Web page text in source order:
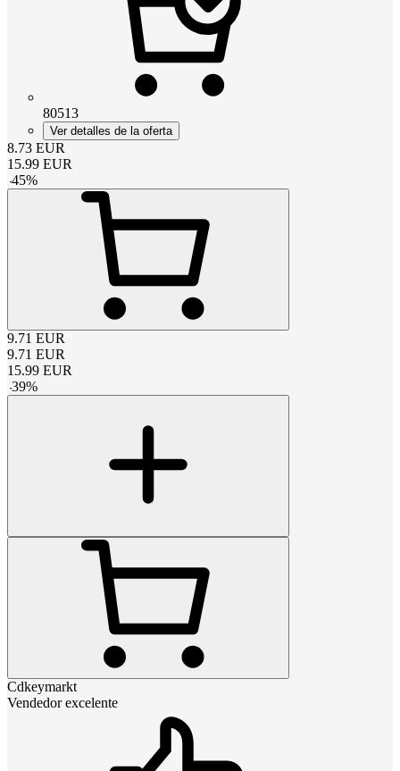
80513
Ver detalles de la oferta
8.73 EUR
15.99 EUR
-45%
9.71 EUR
9.71 EUR
15.99 EUR
-39%
Cdkeymarkt
Vendedor excelente